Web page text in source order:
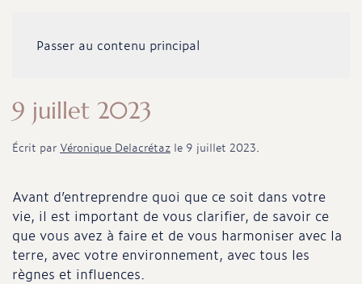
Passer au contenu principal
9 juillet 2023
Écrit par Véronique Delacrétaz le 9 juillet 2023.
Avant d’entreprendre quoi que ce soit dans votre
vie, il est important de vous clarifier, de savoir ce
que vous avez à faire et de vous harmoniser avec la
terre, avec votre environnement, avec tous les
règnes et influences.